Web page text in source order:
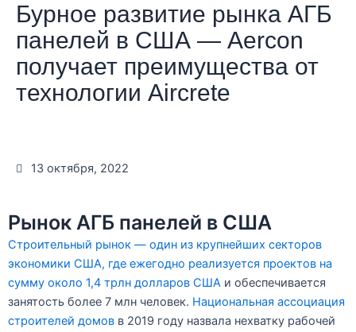
Бурное развитие рынка АГБ
панелей в США — Aercon
получает преимущества от
технологии Aircrete
13 октября, 2022
Рынок АГБ панелей в США
Строительный рынок — один из крупнейших секторов
экономики США, где ежегодно реализуется проектов на
сумму около 1,4 трлн долларов США и обеспечивается
занятость более 7 млн человек. Национальная ассоциация
строителей домов в 2019 году назвала нехватку рабочей